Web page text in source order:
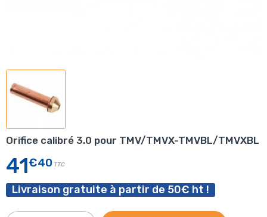
Orifice calibré 3.0 pour TMV/TMVX-TMVBL/TMVXBL
41€40 TTC
Livraison gratuite à partir de 50€ ht !